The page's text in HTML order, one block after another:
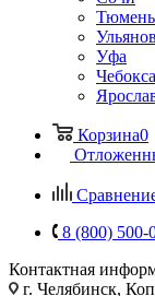
Тюмень
Уфа
Корзина0
8 (800) 500-
Контактная
г. Челябинск,